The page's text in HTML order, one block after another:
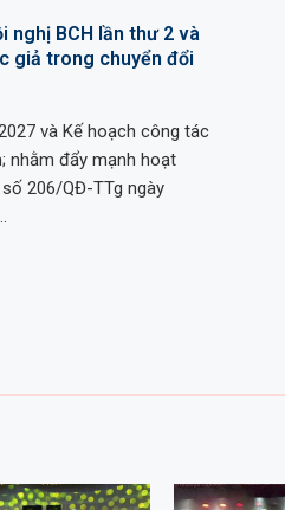
nghị BCH lần thư 2 và
giả trong chuyển đổi
và Kế hoạch công tác
nhằm đẩy mạnh hoạt
206/QĐ-TTg ngày